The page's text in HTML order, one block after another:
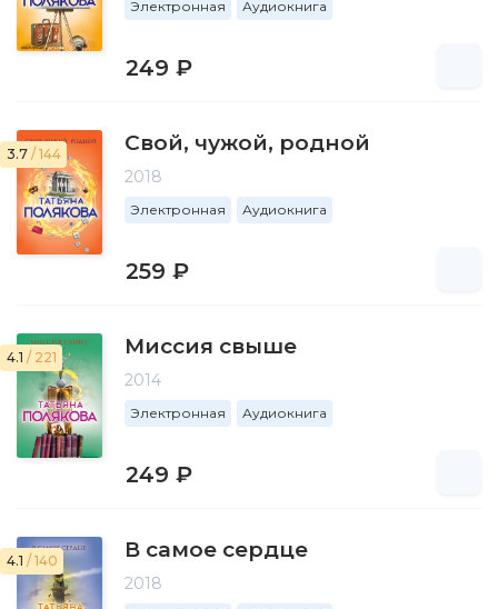
Электронная Аудиокнига
249 ₽
3.7 / 144 Свой, чужой, родной
2018
Электронная Аудиокнига
259 ₽
4.1 / 221 Миссия свыше
2014
Электронная Аудиокнига
249 ₽
4.1 / 140 В самое сердце
2018